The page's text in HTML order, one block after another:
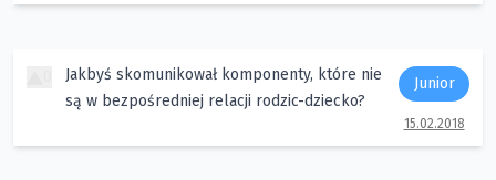
Jakbyś skomunikował komponenty, które nie
są w bezpośredniej relacji rodzic-dziecko?
Junior
15.02.2018